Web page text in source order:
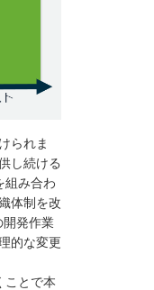
られま
し続ける
組み合わ
体制を改
開発作業
的な変更
ことで本